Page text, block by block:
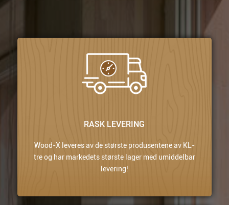
RASK LEVERING
Wood-X leveres av de største produsentene av KL-
tre og har markedets største lager med umiddelbar
levering!